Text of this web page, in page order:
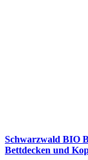
Schwarzwald BIO
Bettdecken und